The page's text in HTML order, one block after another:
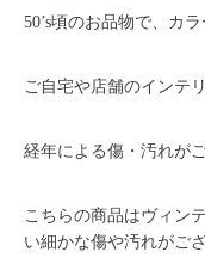
50’s頃のお品物で、カ
ご自宅や店舗のインテ
経年による傷・汚れが
こちらの商品はヴィン
い細かな傷や汚れがご